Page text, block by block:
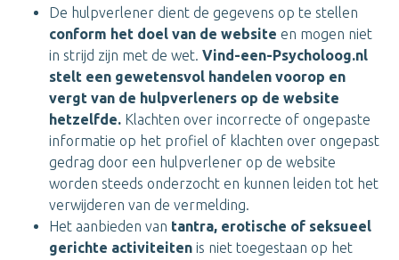
De hulpverlener dient de gegevens op te stellen
conform het doel van de website en mogen niet
in strijd zijn met de wet. Vind-een-Psycholoog.nl
stelt een gewetensvol handelen voorop en
vergt van de hulpverleners op de website
hetzelfde. Klachten over incorrecte of ongepaste
informatie op het profiel of klachten over ongepast
gedrag door een hulpverlener op de website
worden steeds onderzocht en kunnen leiden tot het
verwijderen van de vermelding.
Het aanbieden van tantra, erotische of seksueel
gerichte activiteiten is niet toegestaan op het